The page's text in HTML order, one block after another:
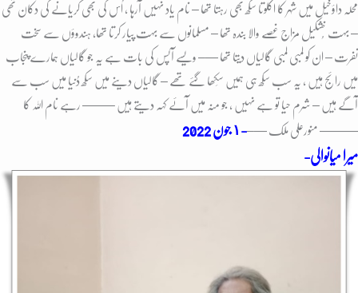
محلہ داؤخٰیل میں شہر کا اکلوتا سِکھ بھی رہتا تھا – نام یاد نہیں آرہا ، اُس کی بھی کریانے کی دکان تھی
– بہت خُشکیل مزاج غصے والا بندہ تھا – مسلمانوں سے بہت پیار کرتا تھا، ہندوؤں سے سخت
نفرت – ان کو لمبی لمبی گالیاں دیتا تھا —– ویسے آپس کی بات ہے یہ جو گالیاں ہمارے پنجاب
میں رائج ہیں ، یہ سب سِکھ ہی ہمیں سِکھا گئے تھے – گالیاں دینے میں سِکھ دُنیا میں سب سے
آگے ہیں – شرم حیا تو ہے نہیں ، جو منہ میں آئے کہہ دیتے ہیں –—— رہے نام اللہ کا
——— منورعلی ملک —–-١ جون 2022
میرا میانوالی-